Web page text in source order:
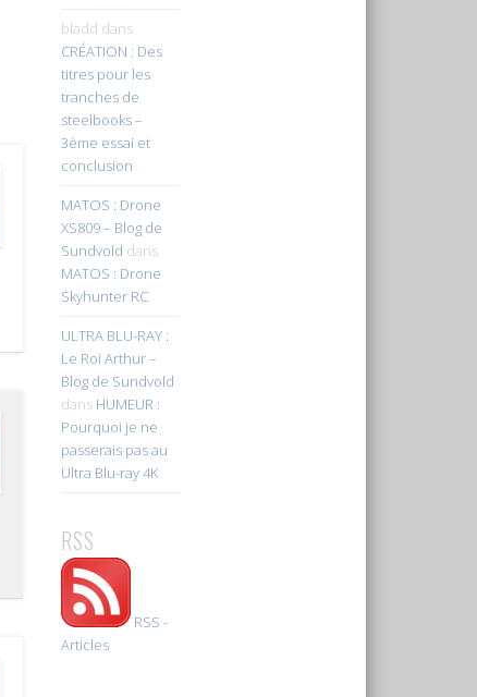
bladd dans
CRÉATION : Des
titres pour les
tranches de
steelbooks –
3ème essai et
conclusion
MATOS : Drone
XS809 – Blog de
Sundvold dans
MATOS : Drone
Skyhunter RC
ULTRA BLU-RAY :
Le Roi Arthur –
Blog de Sundvold
dans HUMEUR :
Pourquoi je ne
passerais pas au
Ultra Blu-ray 4K
RSS
RSS -
Articles